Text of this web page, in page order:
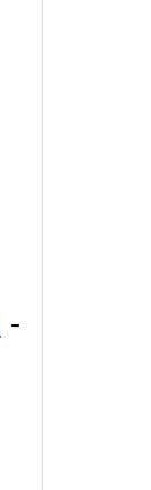
-